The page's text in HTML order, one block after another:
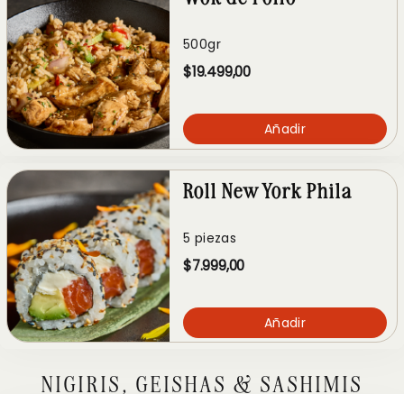
500gr
$19.499,00
Añadir
Roll New York Phila
5 piezas
$7.999,00
Añadir
NIGIRIS, GEISHAS & SASHIMIS